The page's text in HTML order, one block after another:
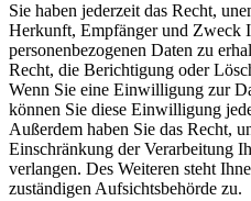
Sie haben jederzeit das Recht,
Herkunft, Empfänger und Zweck
personenbezogenen Daten zu
Recht, die Berichtigung oder
Wenn Sie eine Einwilligung zur
können Sie diese Einwilligung
Außerdem haben Sie das Recht,
Einschränkung der Verarbeitung
verlangen. Des Weiteren steht
zuständigen Aufsichtsbehörde zu.